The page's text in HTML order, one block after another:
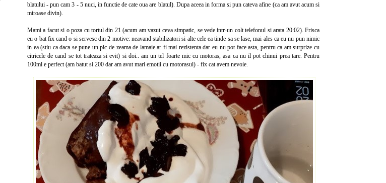
blatului - pun cam 3 - 5 nuci, in functie de cate oua are blatul). Dupa aceea in forma si pun cateva afine (ca am avut acum si
miroase divin).
Mami a facut si o poza cu tortul din 21 (acum am vazut ceva simpatic, se vede intr-un colt telefonul si arata 20:02). Frisca
eu o bat fix cand o si servesc din 2 motive: neavand stabilizatori si alte cele ea tinde sa se lase, mai ales ca eu nu pun nimic
in ea (stiu ca daca se pune un pic de zeama de lamaie ar fi mai rezistenta dar eu nu pot face asta, pentru ca am surprize cu
citricele de cand se tot trateaza si evit) si doi.. am un tel foarte mic cu motoras, asa ca nu il pot chinui prea tare. Pentru
100ml e perfect (am batut si 200 dar am avut mari emotii cu motorasul) - fix cat avem nevoie.